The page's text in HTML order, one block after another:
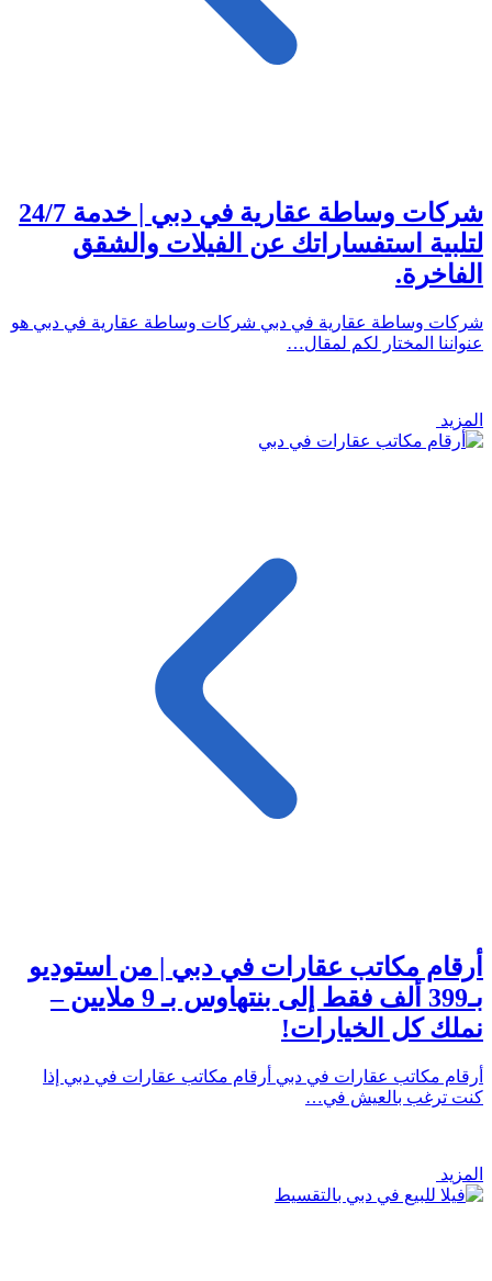
شركات وساطة عقارية في دبي | خدمة 24/7
لتلبية استفساراتك عن الفيلات والشقق
الفاخرة.
شركات وساطة عقارية في دبي شركات وساطة عقارية في دبي هو
عنواننا المختار لكم لمقال…
المزيد
أرقام مكاتب عقارات في دبي | من استوديو
بـ399 ألف فقط إلى بنتهاوس بـ 9 ملايين –
نملك كل الخيارات!
أرقام مكاتب عقارات في دبي أرقام مكاتب عقارات في دبي إذا
كنت ترغب بالعيش في…
المزيد